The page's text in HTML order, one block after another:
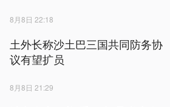
8月8日 22:18
土外长称沙土巴三国共同防务协
议有望扩员
8月8日 21:29